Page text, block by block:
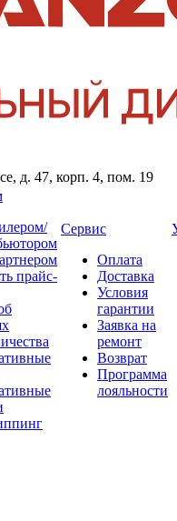
д. 47, корп. 4, пом. 19
прайс-
Сервис
Оплата
Доставка
Условия
гарантии
Заявка на
ремонт
Возврат
Программа
лояльности